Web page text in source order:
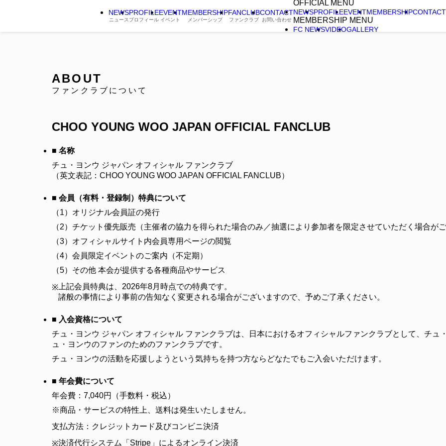
NEWS
ニュース
PROFILE
プロフィール
EVENT
イベント
MEMBERSHIP
メンバーシップ
FANCLUB
ファンクラブ
CONTACT
お問い合わせ
OFFICIAL MENU
NEWSPROFILEEVENTMEMBERSHIPCONTACT
MEMBERSHIP MENU
FC NEWSVIDEOGALLERY
ABOUT
ファンクラブについて
CHOO YOUNG WOO JAPAN OFFICIAL FANCLUB
■ 名称
チュ・ヨンウ ジャパン オフィシャル ファンクラブ
（英文表記：CHOO YOUNG WOO JAPAN OFFICIAL FANCLUB）
■ 会員（有料・登録制）特典について
（1） オリジナル会員証の発行
（2） チケット優先販売（主催者の協力を得られた場合のみ／抽選により参加者を限定させていただく場合がご
（3） オフィシャルサイト内会員専用ページの閲覧
（4） 会員限定イベントのご案内（不定期）
（5） その他 本会が提供する各種商品やサービス
※ 上記会員特典は、2026年8月時点での特典です。
諸般の事情により事前の告知なく変更される場合がございますので、予めご了承ください。
■ 入会資格について
チュ・ヨンウ ジャパン オフィシャル ファンクラブは、日本におけるオフィシャルファンクラブとして、チュ
ュ・ヨンウのファンのためのファンクラブです。
チュ・ヨンウの活動を応援しようという気持ちを持つ方ならどなたでもご入会いただけます。
■ 年会費について
年会費：7,040円（手数料・税込）
※商品・サービスの特性上、送料は発生いたしません。
支払方法：クレジットカード及びコンビニ決済
※決済代行システム「Stripe」によるオンライン決済